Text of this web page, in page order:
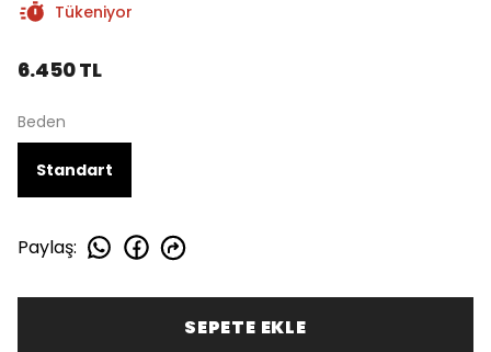
Tükeniyor
6.450 TL
Beden
Standart
Paylaş:
SEPETE EKLE